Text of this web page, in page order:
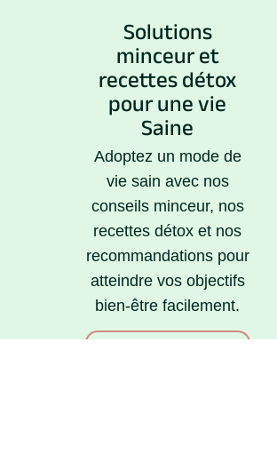
Solutions
minceur et
recettes détox
pour une vie
Saine
Adoptez un mode de
vie sain avec nos
conseils minceur, nos
recettes détox et nos
recommandations pour
atteindre vos objectifs
bien-être facilement.